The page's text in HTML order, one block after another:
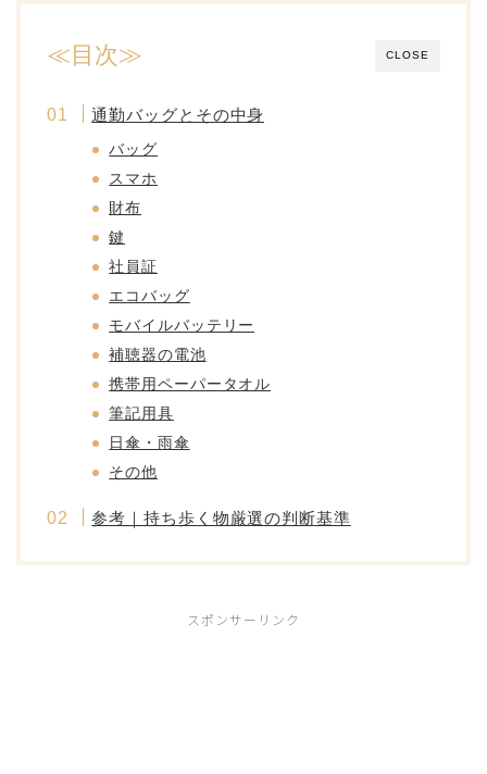
CLOSE
≪目次≫
通勤バッグとその中身
バッグ
スマホ
財布
鍵
社員証
エコバッグ
モバイルバッテリー
補聴器の電池
携帯用ペーパータオル
筆記用具
日傘・雨傘
その他
参考｜持ち歩く物厳選の判断基準
スポンサーリンク